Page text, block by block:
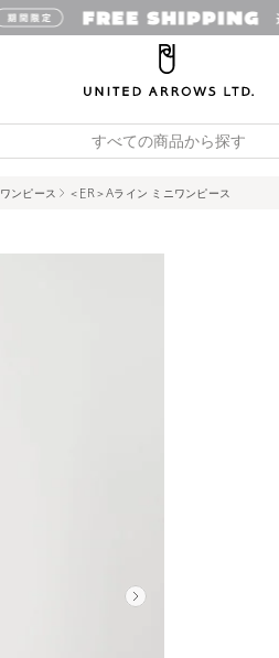
すべての商品から探す
ワンピース ＜ER＞Aライン ミニワンピース